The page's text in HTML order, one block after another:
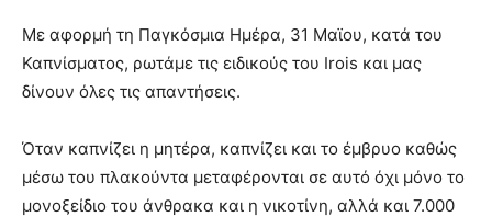
Με αφορμή τη Παγκόσμια Ημέρα, 31 Μαϊου, κατά του
Καπνίσματος, ρωτάμε τις ειδικούς του Irois και μας
δίνουν όλες τις απαντήσεις.
Όταν καπνίζει η μητέρα, καπνίζει και το έμβρυο καθώς
μέσω του πλακούντα μεταφέρονται σε αυτό όχι μόνο το
μονοξείδιο του άνθρακα και η νικοτίνη, αλλά και 7.000